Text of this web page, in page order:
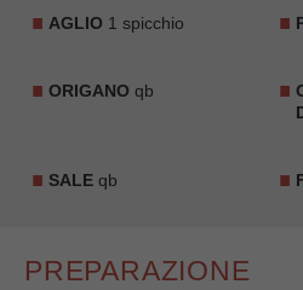
AGLIO 1 spicchio
ORIGANO qb
SALE qb
PREPARAZIONE